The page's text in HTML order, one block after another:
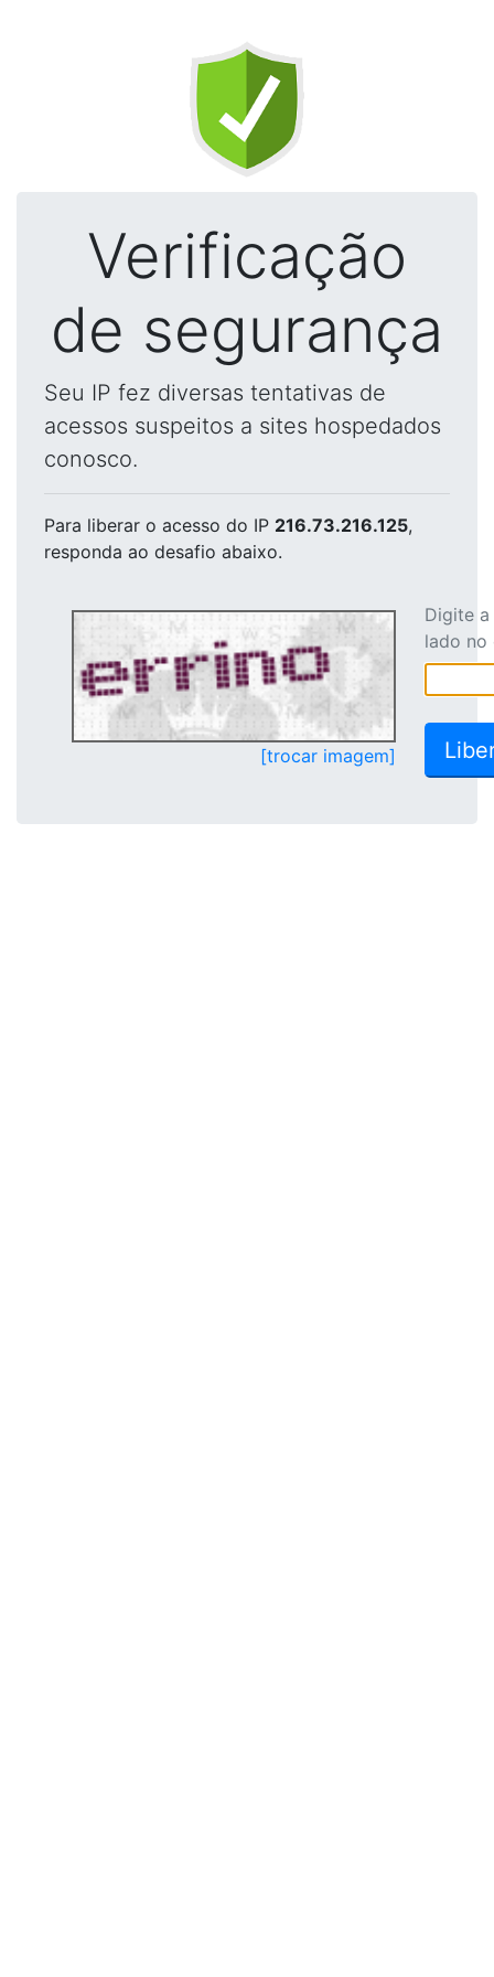
Verificação
de segurança
Seu IP fez diversas tentativas de
acessos suspeitos a sites hospedados
conosco.
Para liberar o acesso do IP 216.73.216.125,
responda ao desafio abaixo.
[trocar imagem]
Digite
lado no